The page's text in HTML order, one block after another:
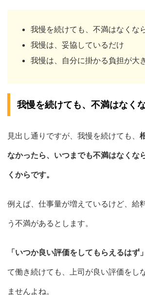
我慢を続けても、不満はなくな
我慢は、妥協しているだけ
我慢は、自分に掛かる負担が大
我慢を続けても、不満はなく
見出し通りですが、我慢を続けても、
なかったら、いつまでも不満はなくな
くからです。
例えば、仕事量が増えているけど、給
う不満があるとします。
「いつか良い評価をしてもらえるはず」
て働き続けても、上司が良い評価をし
ませんよね。